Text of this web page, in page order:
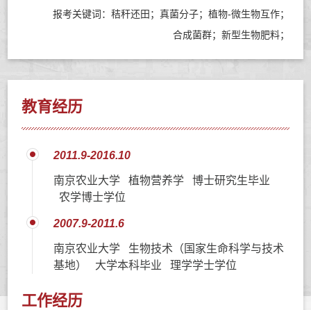
报考关键词：秸秆还田；真菌分子；植物-微生物互作；
合成菌群；新型生物肥料；
教育经历
2011.9-2016.10
南京农业大学 植物营养学 博士研究生毕业
农学博士学位
2007.9-2011.6
南京农业大学 生物技术（国家生命科学与技术
基地） 大学本科毕业 理学学士学位
工作经历